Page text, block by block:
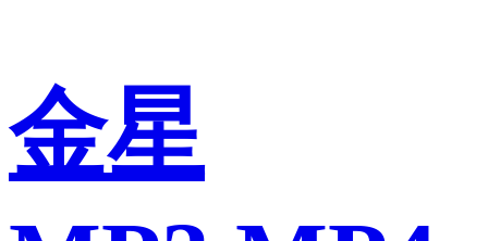
金星